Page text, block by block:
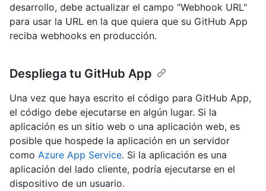
desarrollo, debe actualizar el campo "Webhook URL"
para usar la URL en la que quiera que su GitHub App
reciba webhooks en producción.
Despliega tu GitHub App
Una vez que haya escrito el código para GitHub App,
el código debe ejecutarse en algún lugar. Si la
aplicación es un sitio web o una aplicación web, es
posible que hospede la aplicación en un servidor
como Azure App Service. Si la aplicación es una
aplicación del lado cliente, podría ejecutarse en el
dispositivo de un usuario.